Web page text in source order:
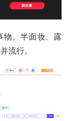
物。半面妆、露
流行。